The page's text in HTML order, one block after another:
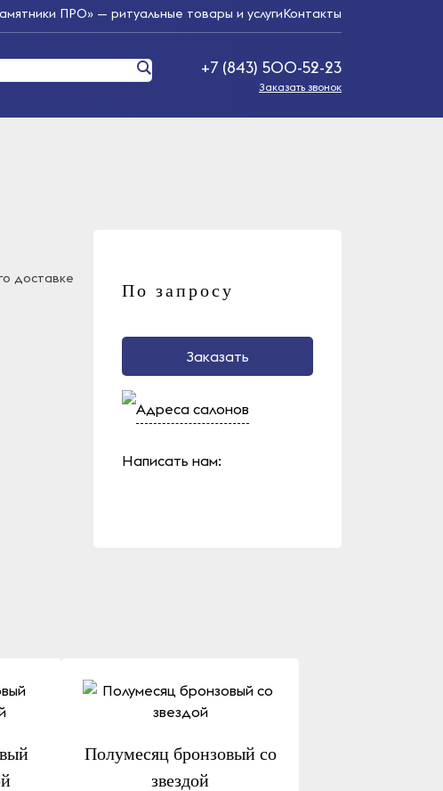
ПРО» — ритуальные товары и услугиКонтакты
+7 (843) 500-52-23
Заказать звонок
доставке
По запросу
Заказать
Адреса салонов
Написать нам:
Полумесяц бронзовый со
звездой